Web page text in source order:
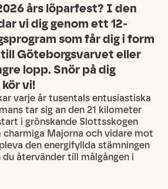
års löparfest? I den
vi dig genom ett 12-
som får dig i form
Göteborgsvarvet eller
lopp. Snör på dig
kör vi!
varje år tusentals entusiastiska
tar sig an den 21 kilometer
i grönskande Slottsskogen
charmiga Majorna och vidare mot
den energifyllda stämningen
du återvänder till målgången i